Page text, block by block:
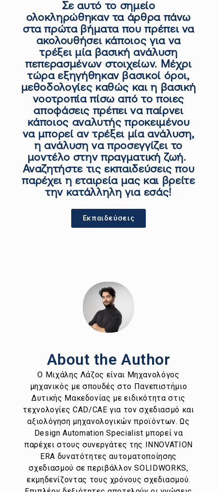
Σε αυτό το σημείο
ολοκληρώθηκαν τα άρθρα πάνω
στα πρώτα βήματα που πρέπει να
ακολουθήσει κάποιος για να
τρέξει μία βασική ανάλυση
πεπερασμένων στοιχείων. Μέχρι
τώρα εξηγήθηκαν βασικοί όροι,
μεθοδολογίες καθώς και η βασική
νοοτροπία πίσω από το ποιες
αποφάσεις πρέπει να παίρνει
κάποιος αναλυτής προκειμένου
να μπορεί αν τρέξει μία ανάλυση,
η ανάλυση να προσεγγίζει το
μοντέλο στην πραγματική ζωή.
Αναζητήστε τις εκπαιδεύσεις που
παρέχει η εταιρεία μας και βρείτε
την κατάλληλη για εσάς!
Εκπαιδεύσεις
About the Author
Ο Μιχάλης Λάζος είναι Μηχανολόγος
μηχανικός με σπουδές στο Πανεπιστήμιο
Δυτικής Μακεδονίας με ειδικότητα στις
τεχνολογίες CAD/CAE για τον σχεδιασμό και
αξιολόγηση μηχανολογικών προϊόντων. Ως
Design Automation Specialist μπορεί να
παρέχει στους συνεργάτες της INNOVATION
ERA δυνατότητες αυτοματοποίησης
σχεδιασμού σε περιβάλλον SOLIDWORKS,
εκμηδενίζοντας τους χρόνους σχεδιασμού.